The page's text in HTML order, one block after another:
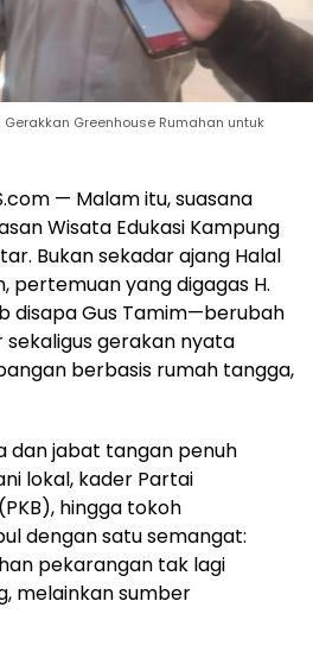
Greenhouse Rumahan untuk
— Malam itu, suasana
Wisata Edukasi Kampung
Bukan sekadar ajang Halal
pertemuan yang digagas H.
disapa Gus Tamim—berubah
gerakan nyata
berbasis rumah tangga,
dan jabat tangan penuh
lokal, kader Partai
hingga tokoh
dengan satu semangat:
pekarangan tak lagi
melainkan sumber